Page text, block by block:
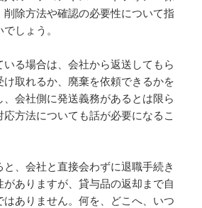
除方法や確認の必要性について指
しょう。
る場合は、会社から返送してもら
け取れるか、廃棄を依頼できるかを
会社側に発送義務があるとは限ら
方法についても話が必要になるこ
、会社と直接会わずに退職手続き
がありますが、貸与品の返却まで自
ありません。何を、どこへ、いつ